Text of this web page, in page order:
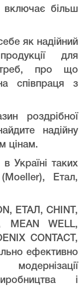
включає більш
як надійний
для
про що
співпраця з
роздрібної
надійну
цінам.
Україні таких
(Moeller), Етал,
ЕТАЛ, CHINT,
MEAN WELL,
CONTACT,
ефективно
і